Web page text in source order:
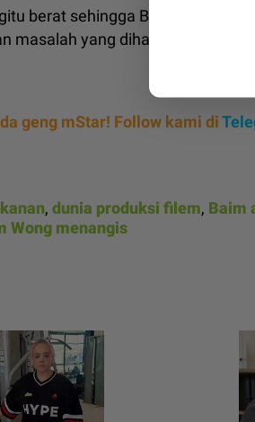
berat sehingga Baim mengaku
masalah yang dihadapi.
geng mStar! Follow kami di
, dunia produksi filem, Baim
Wong menangis